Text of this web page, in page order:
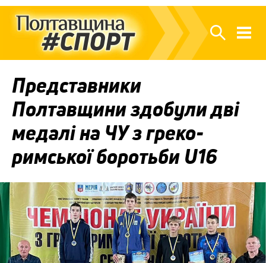
Представники
Полтавщини здобули дві
медалі на ЧУ з греко-
римської боротьби U16